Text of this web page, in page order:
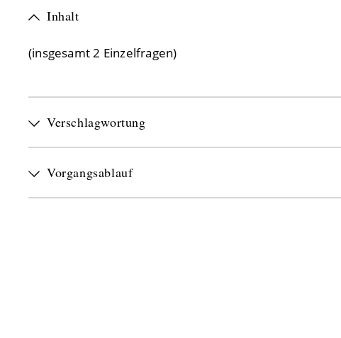
Inhalt
(insgesamt 2 Einzelfragen)
Verschlagwortung
Vorgangsablauf